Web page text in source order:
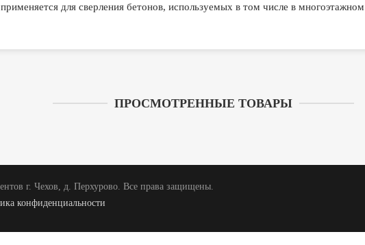
для сверления бетонов, используемых в том числе в многоэтажном
ПРОСМОТРЕННЫЕ ТОВАРЫ
г. Чехов, д. Перхурово. Все права защищены.
конфиденциальности